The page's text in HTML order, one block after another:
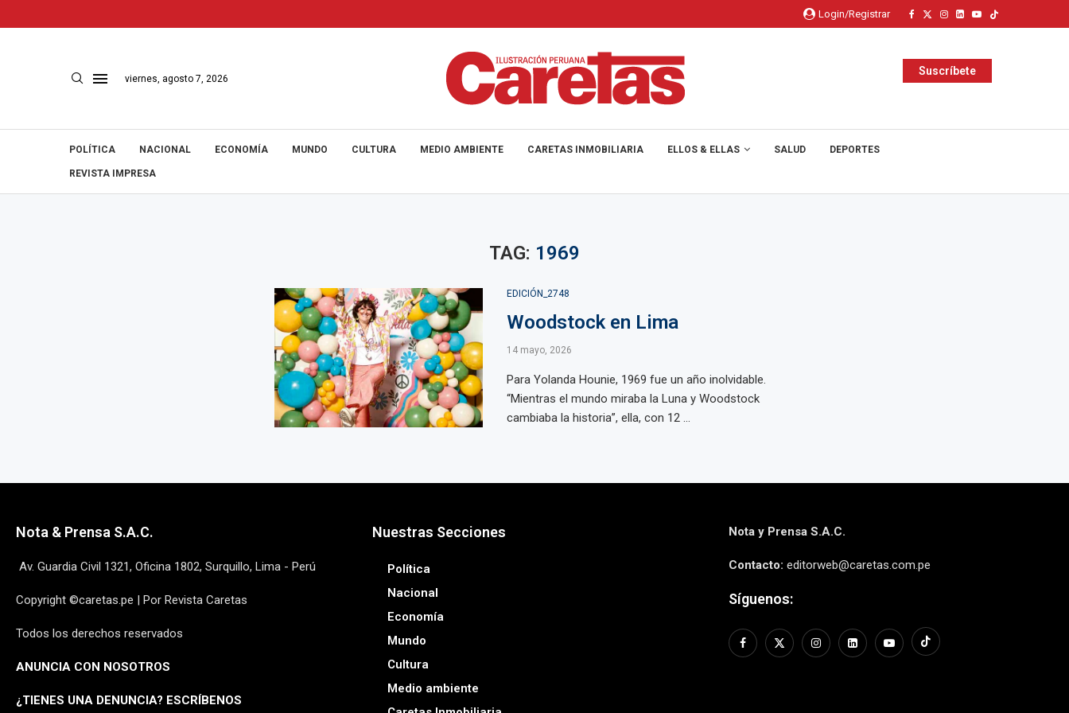
Login/Registrar
viernes, agosto 7, 2026
Suscríbete
POLÍTICA NACIONAL ECONOMÍA MUNDO CULTURA MEDIO AMBIENTE CARETAS INMOBILIARIA ELLOS & ELLAS SALUD DEPORTES
REVISTA IMPRESA
TAG: 1969
EDICIÓN_2748
Woodstock en Lima
14 mayo, 2026
Para Yolanda Hounie, 1969 fue un año inolvidable.
“Mientras el mundo miraba la Luna y Woodstock
cambiaba la historia”, ella, con 12 ...
Nota & Prensa S.A.C.
Av. Guardia Civil 1321, Oficina 1802, Surquillo, Lima - Perú
Copyright ©caretas.pe | Por Revista Caretas
Todos los derechos reservados
ANUNCIA CON NOSOTROS
¿TIENES UNA DENUNCIA? ESCRÍBENOS
Nuestras Secciones
Política
Nacional
Economía
Mundo
Cultura
Medio ambiente
Nota y Prensa S.A.C.
Contacto: editorweb@caretas.com.pe
Síguenos: